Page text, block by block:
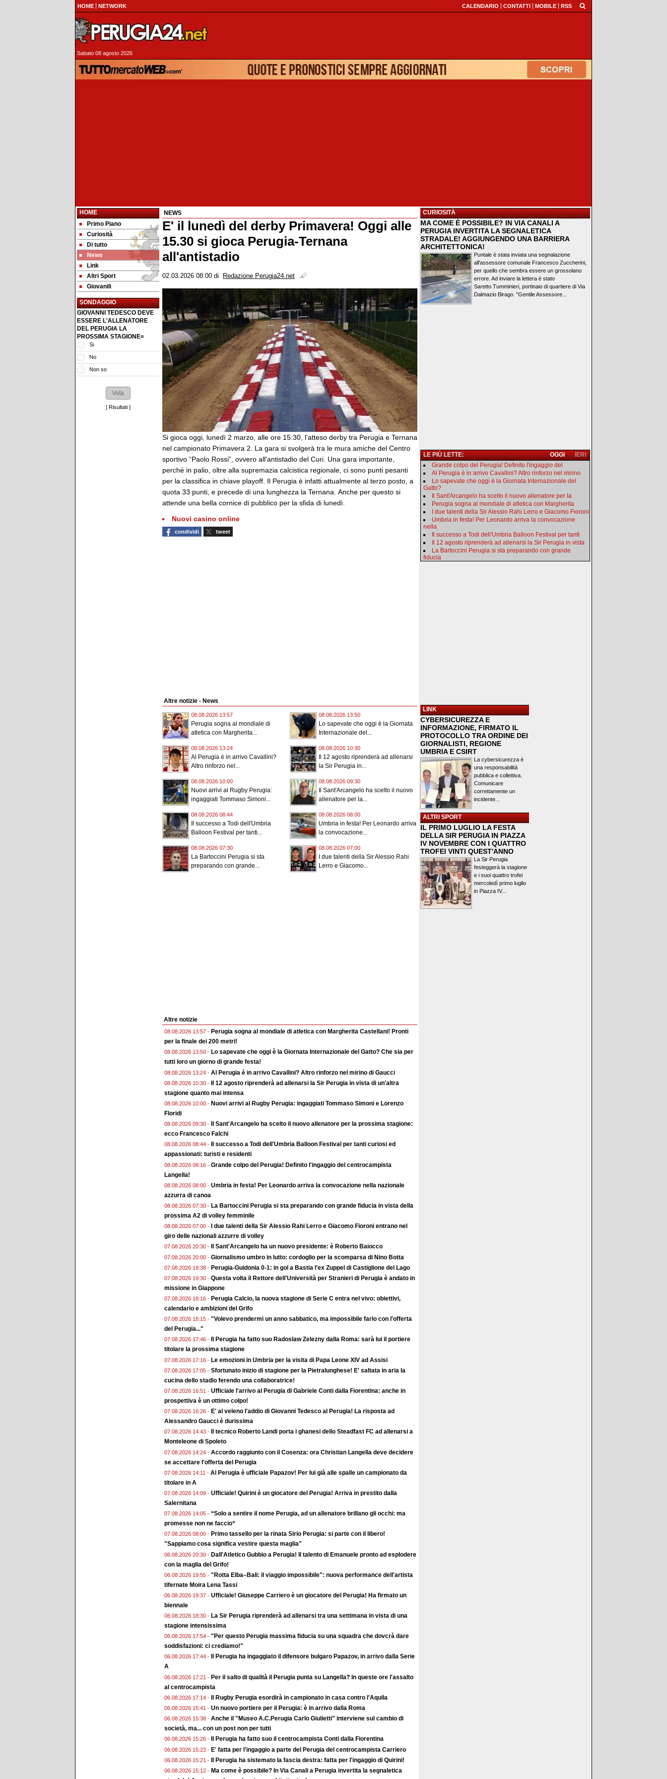
HOME NETWORK CALENDARIO CONTATTI MOBILE RSS
Sabato 08 agosto 2026
HOME
Primo Piano
Curiosità
Di tutto
News
Link
Altri Sport
Giovanili
SONDAGGIO
GIOVANNI TEDESCO DEVE
ESSERE L'ALLENATORE
DEL PERUGIA LA
PROSSIMA STAGIONE=
Si
No
Non so
[ Risultati ]
NEWS
E' il lunedì del derby Primavera! Oggi alle
15.30 si gioca Perugia-Ternana
all'antistadio
02.03.2026 08:00 di Redazione Perugia24.net
Si gioca oggi, lunedì 2 marzo, alle ore 15:30, l’atteso derby tra Perugia e Ternana
nel campionato Primavera 2. La gara si svolgerà tra le mura amiche del Centro
sportivo “Paolo Rossi”, ovvero all'antistadio del Curi. Una gara importante,
perché in palio, oltre alla supremazia calcistica regionale, ci sono punti pesanti
per la classifica in chiave playoff. Il Perugia è infatti attualmente al terzo posto, a
quota 33 punti, e precede di una lunghezza la Ternana. Anche per questo si
attende una bella cornice di pubblico per la sfida di lunedì.
Nuovi casino online
condividi tweet
Altre notizie - News
08.08.2026 13:57
Perugia sogna al mondiale di
atletica con Margherita...
08.08.2026 13:50
Lo sapevate che oggi è la Giornata
Internazionale del...
08.08.2026 13:24
Al Perugia è in arrivo Cavallini?
Altro rinforzo nel...
08.08.2026 10:30
Il 12 agosto riprenderà ad allenarsi
la Sir Perugia in...
08.08.2026 10:00
Nuovi arrivi al Rugby Perugia:
ingaggiati Tommaso Simoni...
08.08.2026 09:30
Il Sant'Arcangelo ha scelto il nuovo
allenatore per la...
08.08.2026 08:44
Il successo a Todi dell'Umbria
Balloon Festival per tanti...
08.08.2026 08:00
Umbria in festa! Per Leonardo arriva
la convocazione...
08.08.2026 07:30
La Bartoccini Perugia si sta
preparando con grande...
08.08.2026 07:00
I due talenti della Sir Alessio Rahi
Lerro e Giacomo...
Altre notizie
08.08.2026 13:57 - Perugia sogna al mondiale di atletica con Margherita Castellani! Pronti
per la finale dei 200 metri!
08.08.2026 13:50 - Lo sapevate che oggi è la Giornata Internazionale del Gatto? Che sia per
tutti loro un giorno di grande festa!
08.08.2026 13:24 - Al Perugia è in arrivo Cavallini? Altro rinforzo nel mirino di Gaucci
08.08.2026 10:30 - Il 12 agosto riprenderà ad allenarsi la Sir Perugia in vista di un'altra
stagione quanto mai intensa
08.08.2026 10:00 - Nuovi arrivi al Rugby Perugia: ingaggiati Tommaso Simoni e Lorenzo
Floridi
08.08.2026 09:30 -
Il Sant'Arcangelo ha scelto il nuovo allenatore per la prossima stagione:
ecco Francesco Falchi
08.08.2026 08:44 -
Il successo a Todi dell'Umbria Balloon Festival per tanti curiosi ed
appassionati: turisti e residenti
08.08.2026 08:16 - Grande colpo del Perugia! Definito l'ingaggio del centrocampista
Langella!
08.08.2026 08:00 - Umbria in festa! Per Leonardo arriva la convocazione nella nazionale
azzurra di canoa
08.08.2026 07:30 - La Bartoccini Perugia si sta preparando con grande fiducia in vista della
prossima A2 di volley femminile
08.08.2026 07:00 -
I due talenti della Sir Alessio Rahi Lerro e Giacomo Fioroni entrano nel
giro delle nazionali azzurre di volley
07.08.2026 20:30 - Il Sant'Arcangelo ha un nuovo presidente: è Roberto Baiocco
07.08.2026 20:00 - Giornalismo umbro in lutto: cordoglio per la scomparsa di Nino Botta
07.08.2026 19:38 - Perugia-Guidonia 0-1: in gol a Bastia l'ex Zuppel di Castiglione del Lago
07.08.2026 19:30 - Questa volta il Rettore dell'Università per Stranieri di Perugia è andato in
missione in Giappone
07.08.2026 18:16 - Perugia Calcio, la nuova stagione di Serie C entra nel vivo: obiettivi,
calendario e ambizioni del Grifo
07.08.2026 18:15 - "Volevo prendermi un anno sabbatico, ma impossibile farlo con l'offerta
del Perugia..."
07.08.2026 17:46 -
Il Perugia ha fatto suo Radoslaw Zelezny dalla Roma: sarà lui il portiere
titolare la prossima stagione
07.08.2026 17:16 - Le emozioni in Umbria per la visita di Papa Leone XIV ad Assisi
07.08.2026 17:05 - Sfortunato inizio di stagione per la Pietralunghese! E' saltata in aria la
cucina dello stadio ferendo una collaboratrice!
07.08.2026 16:51 - Ufficiale l'arrivo al Perugia di Gabriele Conti dalla Fiorentina: anche in
prospettiva è un ottimo colpo!
07.08.2026 16:26 - E' al veleno l'addio di Giovanni Tedesco al Perugia! La risposta ad
Alessandro Gaucci è durissima
07.08.2026 14:43 -
Il tecnico Roberto Landi porta i ghanesi dello Steadfast FC ad allenarsi a
Monteleone di Spoleto
07.08.2026 14:24 - Accordo raggiunto con il Cosenza: ora Christian Langella deve decidere
se accettare l'offerta del Perugia
07.08.2026 14:11 - Al Perugia è ufficiale Papazov! Per lui già alle spalle un campionato da
titolare in A
07.08.2026 14:09 - Ufficiale! Quirini è un giocatore del Perugia! Arriva in prestito dalla
Salernitana
07.08.2026 14:05 - “Solo a sentire il nome Perugia, ad un allenatore brillano gli occhi: ma
promesse non ne faccio“
07.08.2026 08:00 - Primo tassello per la rinata Sirio Perugia: si parte con il libero!
"Sappiamo cosa significa vestire questa maglia"
06.08.2026 20:30 - Dall'Atletico Gubbio a Perugia! Il talento di Emanuele pronto ad esplodere
con la maglia del Grifo!
06.08.2026 19:55 - "Rotta Elba–Bali: il viaggio impossibile": nuova performance dell'artista
tifernate Moira Lena Tassi
06.08.2026 19:37 - Ufficiale! Giuseppe Carriero è un giocatore del Perugia! Ha firmato un
biennale
06.08.2026 18:30 - La Sir Perugia riprenderà ad allenarsi tra una settimana in vista di una
stagione intensissima
06.08.2026 17:54 - "Per questo Perugia massima fiducia su una squadra che dovcrà dare
soddisfazioni: ci crediamo!"
06.08.2026 17:44 -
Il Perugia ha ingaggiato il difensore bulgaro Papazov, in arrivo dalla Serie
A
06.08.2026 17:21 - Per il salto di qualità il Perugia punta su Langella? In queste ore l'assalto
al centrocampista
06.08.2026 17:14 - Il Rugby Perugia esordirà in campionato in casa contro l'Aquila
06.08.2026 15:41 - Un nuovo portiere per il Perugia: è in arrivo dalla Roma
06.08.2026 15:38 - Anche il "Museo A.C.Perugia Carlo Giulietti" interviene sul cambio di
società, ma... con un post non per tutti
06.08.2026 15:26 - Il Perugia ha fatto suo il centrocampista Conti dalla Fiorentina
06.08.2026 15:23 - E' fatta per l'ingaggio a parte del Perugia del centrocampista Carriero
06.08.2026 15:21 - Il Perugia ha sistemato la fascia destra: fatta per l'ingaggio di Quirini!
06.08.2026 15:12 - Ma come è possibile? In Via Canali a Perugia invertita la segnaletica
CURIOSITÀ
MA COME È POSSIBILE? IN VIA CANALI A
PERUGIA INVERTITA LA SEGNALETICA
STRADALE! AGGIUNGENDO UNA BARRIERA
ARCHITETTONICA!
Puntale è stata inviata una segnalazione
all'assessore comunale Francesco Zuccherini,
per quello che sembra essere un grossolano
errore. Ad inviare la lettera è stato
Saretto Tumminieri, portinaio di quartiere di Via
Dalmazio Birago. "Gentile Assessore...
LE PIÙ LETTE: IERI
OGGI
Grande colpo del Perugia! Definito l'ingaggio del
Al Perugia è in arrivo Cavallini? Altro rinforzo nel mirino
Lo sapevate che oggi è la Giornata Internazionale del
Gatto?
Il Sant'Arcangelo ha scelto il nuovo allenatore per la
Perugia sogna al mondiale di atletica con Margherita
I due talenti della Sir Alessio Rahi Lerro e Giacomo Fioroni
Umbria in festa! Per Leonardo arriva la convocazione
nella
Il successo a Todi dell'Umbria Balloon Festival per tanti
Il 12 agosto riprenderà ad allenarsi la Sir Perugia in vista
La Bartoccini Perugia si sta preparando con grande
fiducia
LINK
CYBERSICUREZZA E
INFORMAZIONE, FIRMATO IL
PROTOCOLLO TRA ORDINE DEI
GIORNALISTI, REGIONE
UMBRIA E CSIRT
La cybersicurezza è
una responsabilità
pubblica e collettiva.
Comunicare
correttamente un
incidente...
ALTRI SPORT
IL PRIMO LUGLIO LA FESTA
DELLA SIR PERUGIA IN PIAZZA
IV NOVEMBRE CON I QUATTRO
TROFEI VINTI QUEST'ANNO
La Sir Perugia
festeggerà la stagione
e i suoi quattro trofei
mercoledì primo luglio
in Piazza IV...